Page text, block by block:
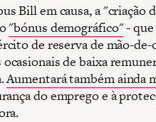
Bill em causa, a "criação
"bónus demográfico"- que
de reserva de mão-
de baixa
Aumentará também ainda
do emprego e à